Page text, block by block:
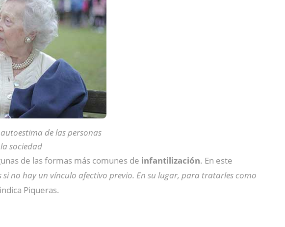
de las personas
sociedad
de las formas más comunes de infantilización. En este
si no hay un vínculo afectivo previo. En su lugar, para tratarles como
Piqueras.